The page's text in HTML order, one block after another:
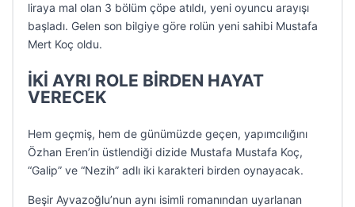
liraya mal olan 3 bölüm çöpe atıldı, yeni oyuncu arayışı
başladı. Gelen son bilgiye göre rolün yeni sahibi Mustafa
Mert Koç oldu.
İKİ AYRI ROLE BİRDEN HAYAT
VERECEK
Hem geçmiş, hem de günümüzde geçen, yapımcılığını
Özhan Eren’in üstlendiği dizide Mustafa Mustafa Koç,
“Galip” ve “Nezih” adlı iki karakteri birden oynayacak.
Beşir Ayvazoğlu’nun aynı isimli romanından uyarlanan